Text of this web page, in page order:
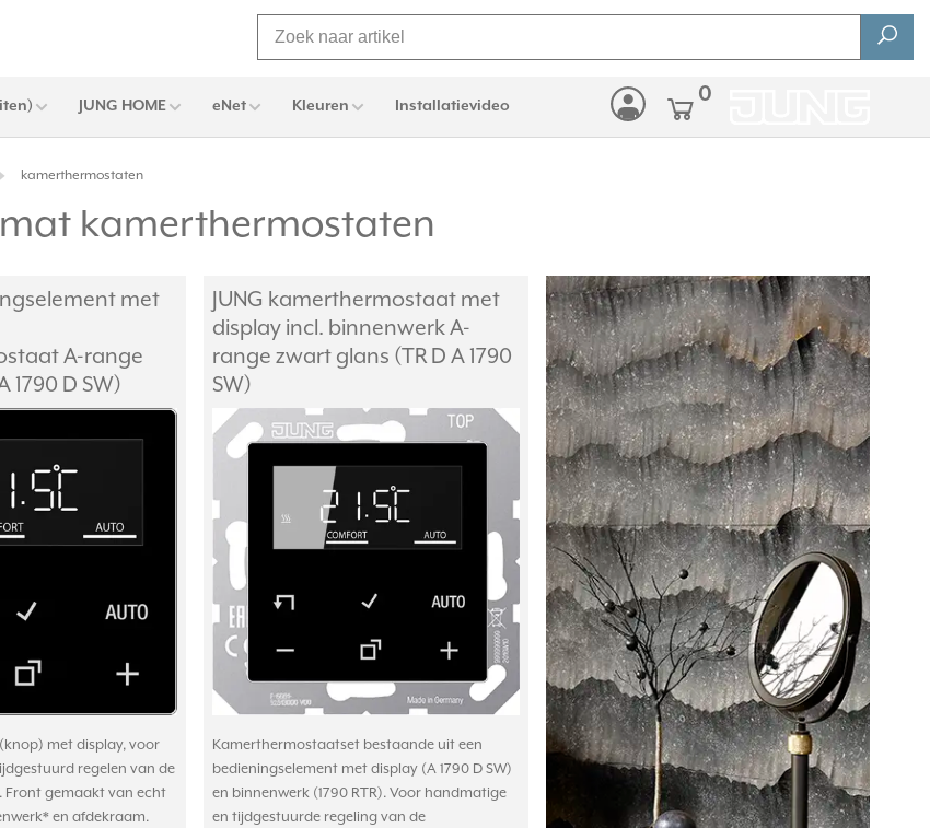
JUNG HOME eNet Kleuren Installatievideo 0
kamerthermostaten
kamerthermostaten
met
A-range
1790 D SW)
met display, voor
regelen van de
gemaakt van echt
en afdekraam.
JUNG kamerthermostaat met
display incl. binnenwerk A-
range zwart glans (TR D A 1790
SW)
Kamerthermostaatset bestaande uit een
bedieningselement met display (A 1790 D SW)
en binnenwerk (1790 RTR). Voor handmatige
en tijdgestuurde regeling van de